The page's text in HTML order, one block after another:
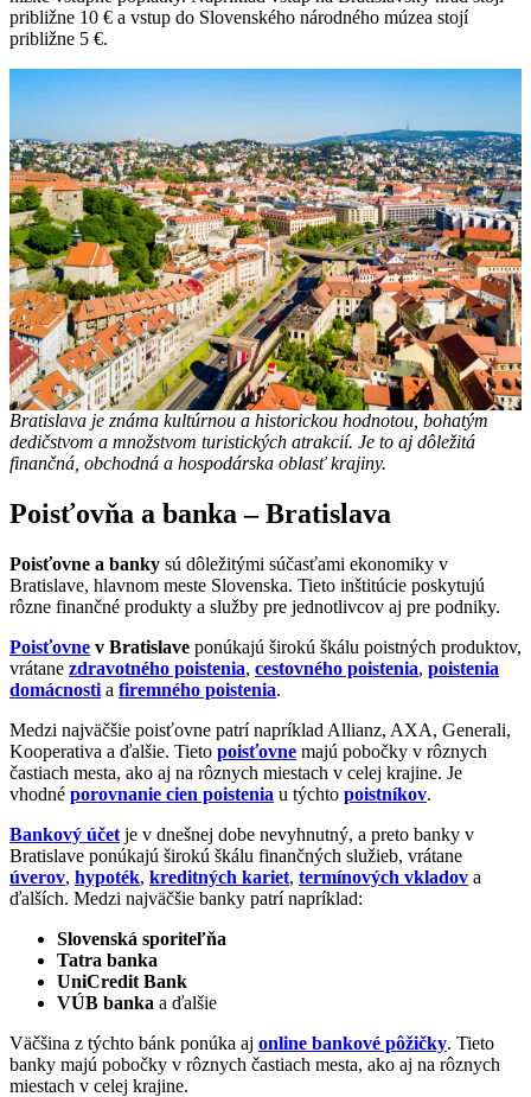
približne 10 € a vstup do Slovenského národného múzea stojí
približne 5 €.
Bratislava je známa kultúrnou a historickou hodnotou, bohatým
dedičstvom a množstvom turistických atrakcií. Je to aj dôležitá
finančná, obchodná a hospodárska oblasť krajiny.
Poisťovňa a banka – Bratislava
Poisťovne a banky sú dôležitými súčasťami ekonomiky v
Bratislave, hlavnom meste Slovenska. Tieto inštitúcie poskytujú
rôzne finančné produkty a služby pre jednotlivcov aj pre podniky.
Poisťovne v Bratislave ponúkajú širokú škálu poistných produktov,
vrátane zdravotného poistenia, cestovného poistenia, poistenia
domácnosti a firemného poistenia.
Medzi najväčšie poisťovne patrí napríklad Allianz, AXA, Generali,
Kooperativa a ďalšie. Tieto poisťovne majú pobočky v rôznych
častiach mesta, ako aj na rôznych miestach v celej krajine. Je
vhodné porovnanie cien poistenia u týchto poistníkov.
Bankový účet je v dnešnej dobe nevyhnutný, a preto banky v
Bratislave ponúkajú širokú škálu finančných služieb, vrátane
úverov, hypoték, kreditných kariet, termínových vkladov a
ďalších. Medzi najväčšie banky patrí napríklad:
Slovenská sporiteľňa
Tatra banka
UniCredit Bank
VÚB banka a ďalšie
Väčšina z týchto bánk ponúka aj online bankové pôžičky. Tieto
banky majú pobočky v rôznych častiach mesta, ako aj na rôznych
miestach v celej krajine.